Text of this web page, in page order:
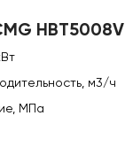
HBT5008V
м3/ч
МПа